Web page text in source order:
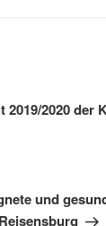
2019/2020 der
und